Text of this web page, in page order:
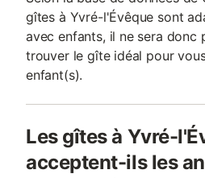
gîtes à Yvré-l'Évêque sont
avec enfants, il ne sera donc
trouver le gîte idéal pour
enfant(s).
Les gîtes à Yvré-
acceptent-ils les